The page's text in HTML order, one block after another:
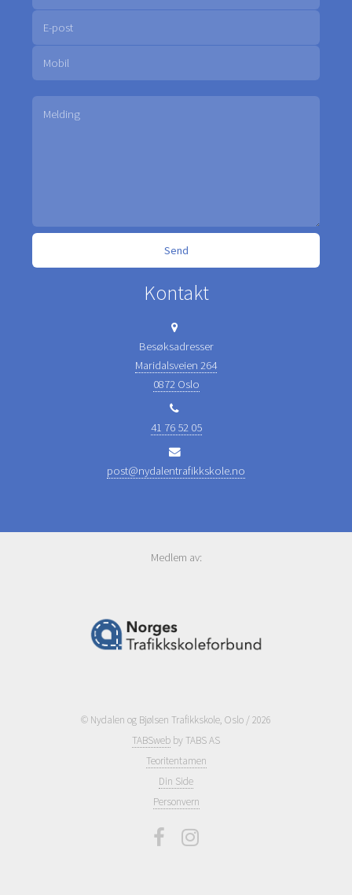
Kontakt
Besøksadresser
Maridalsveien 264
0872 Oslo
41 76 52 05
post@nydalentrafikkskole.no
Medlem av:
© Nydalen og Bjølsen Trafikkskole, Oslo / 2026
TABSweb by TABS AS
Teoritentamen
Din Side
Personvern